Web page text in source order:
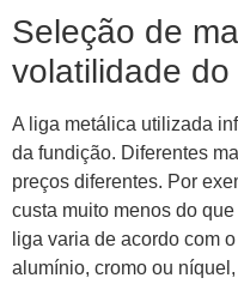
Seleção de
volatilidade
A liga metálica utilizada
da fundição. Diferentes
preços diferentes. Por
custa muito menos do que
liga varia de acordo com
alumínio, cromo ou